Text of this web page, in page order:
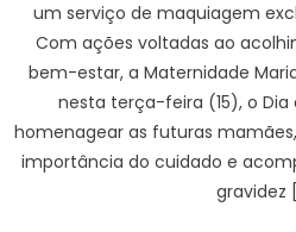
um serviço de maquiagem
Com ações voltadas ao
bem-estar, a Maternidade
nesta terça-feira (15), o Dia
homenagear as futuras
importância do cuidado e
gravidez